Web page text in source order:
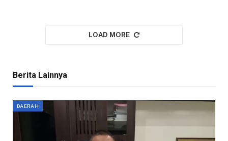
LOAD MORE
Berita Lainnya
DAERAH